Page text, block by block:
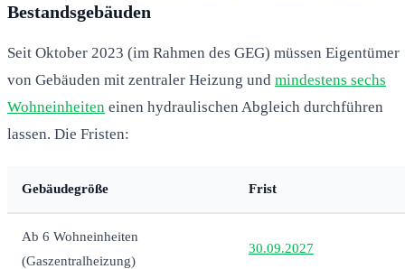
Bestandsgebäuden
Seit Oktober 2023 (im Rahmen des GEG) müssen Eigentümer
von Gebäuden mit zentraler Heizung und mindestens sechs
Wohneinheiten einen hydraulischen Abgleich durchführen
lassen. Die Fristen:
Gebäudegröße Frist
Ab 6 Wohneinheiten
(Gaszentralheizung)
30.09.2027